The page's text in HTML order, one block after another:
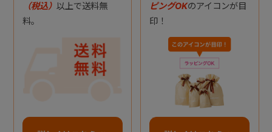
（税込） 以上で送料無
料。
ピングOKのアイコンが目
印！